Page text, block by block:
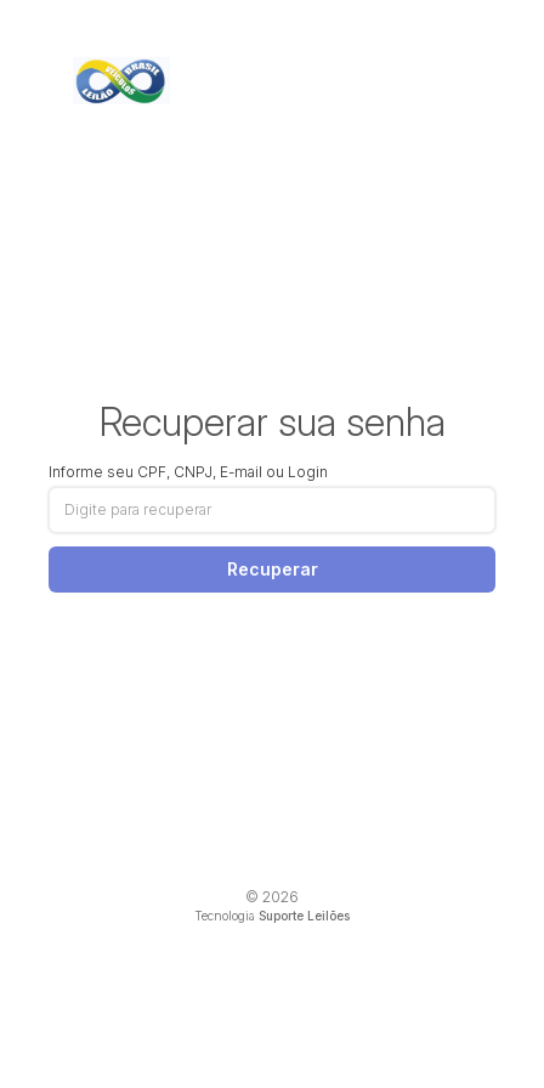
Recuperar sua senha
Informe seu CPF, CNPJ, E-mail ou Login
Recuperar
© 2026
Tecnologia Suporte Leilões